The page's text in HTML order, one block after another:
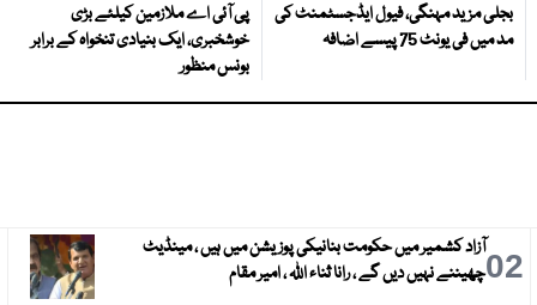
بجلی مزید مہنگی، فیول ایڈجسٹمنٹ کی
مد میں فی یونٹ 75 پیسے اضافہ
پی آئی اے ملازمین کیلئے بڑی
خوشخبری، ایک بنیادی تنخواہ کے برابر
بونس منظور
02آزاد کشمیر میں حکومت بنانیکی پوزیشن میں ہیں ، مینڈیٹ
چھیننے نہیں دیں گے ، رانا ثناء اللہ ، امیر مقام